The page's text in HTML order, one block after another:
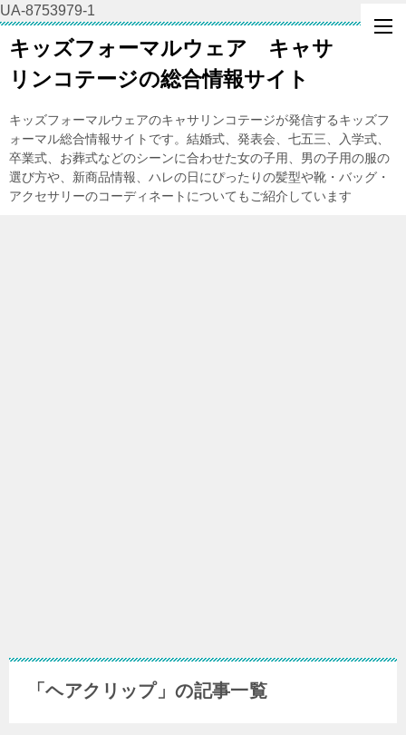
UA-8753979-1
キッズフォーマルウェア キャサ
リンコテージの総合情報サイト
キッズフォーマルウェアのキャサリンコテージが発信するキッズフ
ォーマル総合情報サイトです。結婚式、発表会、七五三、入学式、
卒業式、お葬式などのシーンに合わせた女の子用、男の子用の服の
選び方や、新商品情報、ハレの日にぴったりの髪型や靴・バッグ・
アクセサリーのコーディネートについてもご紹介しています
「ヘアクリップ」の記事一覧